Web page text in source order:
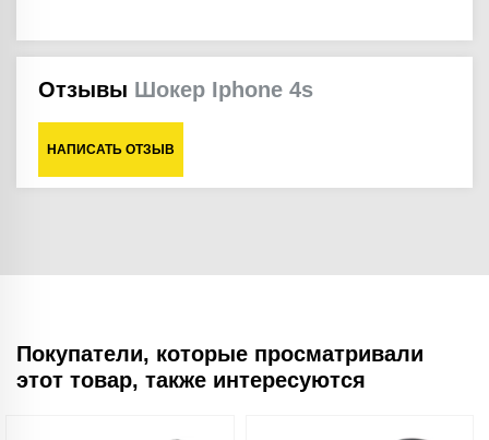
Отзывы Шокер Iphone 4s
НАПИСАТЬ ОТЗЫВ
Покупатели, которые просматривали
этот товар, также интересуются